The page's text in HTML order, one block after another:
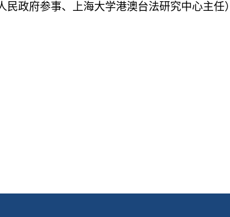
政府参事、上海大学港澳台法研究中心主任）